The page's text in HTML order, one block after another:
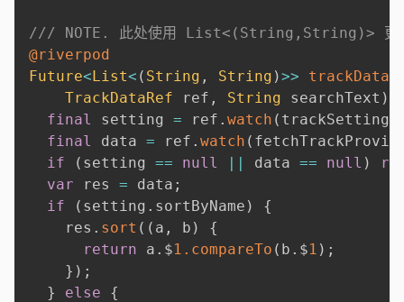
/// NOTE. 此处使用 List<(String,String)> 更好，
@riverpod
Future<List< ( String , String )>> trackData
TrackDataRef ref , String searchText )
final
setting = ref . watch (
final
data = ref . watch (
if
( setting == null || data == null )
var res = data ;
if
( setting . sortByName )
{
    res
. sort ( ( a , b )
{
return a . $1. compareTo ( b . $1 ) ;
} ) ;
}
else
{